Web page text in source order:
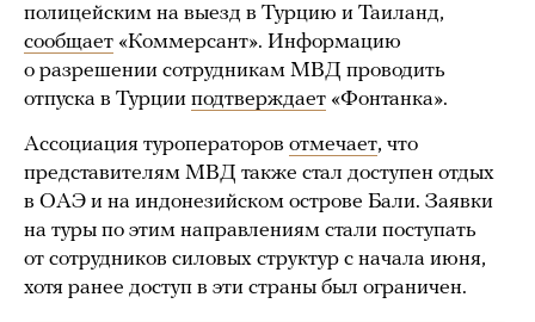
полицейским на выезд в Турцию и Таиланд,
сообщает «Коммерсант». Информацию
о разрешении сотрудникам МВД проводить
отпуска в Турции подтверждает «Фонтанка».
Ассоциация туроператоров отмечает, что
представителям МВД также стал доступен отдых
в ОАЭ и на индонезийском острове Бали. Заявки
на туры по этим направлениям стали поступать
от сотрудников силовых структур с начала июня,
хотя ранее доступ в эти страны был ограничен.